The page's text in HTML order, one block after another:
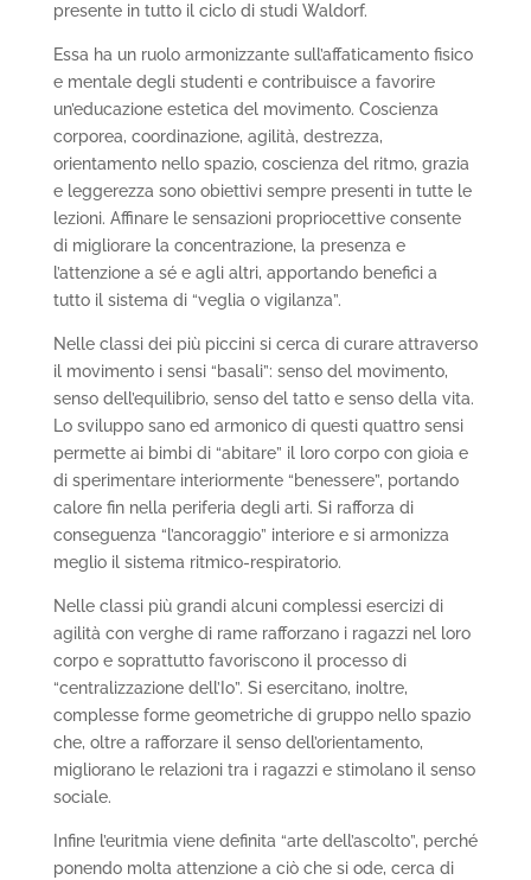
presente in tutto il ciclo di studi Waldorf.
Essa ha un ruolo armonizzante sull’affaticamento fisico
e mentale degli studenti e contribuisce a favorire
un’educazione estetica del movimento. Coscienza
corporea, coordinazione, agilità, destrezza,
orientamento nello spazio, coscienza del ritmo, grazia
e leggerezza sono obiettivi sempre presenti in tutte le
lezioni. Affinare le sensazioni propriocettive consente
di migliorare la concentrazione, la presenza e
l’attenzione a sé e agli altri, apportando benefici a
tutto il sistema di “veglia o vigilanza”.
Nelle classi dei più piccini si cerca di curare attraverso
il movimento i sensi “basali”: senso del movimento,
senso dell’equilibrio, senso del tatto e senso della vita.
Lo sviluppo sano ed armonico di questi quattro sensi
permette ai bimbi di “abitare” il loro corpo con gioia e
di sperimentare interiormente “benessere”, portando
calore fin nella periferia degli arti. Si rafforza di
conseguenza “l’ancoraggio” interiore e si armonizza
meglio il sistema ritmico-respiratorio.
Nelle classi più grandi alcuni complessi esercizi di
agilità con verghe di rame rafforzano i ragazzi nel loro
corpo e soprattutto favoriscono il processo di
“centralizzazione dell’Io”. Si esercitano, inoltre,
complesse forme geometriche di gruppo nello spazio
che, oltre a rafforzare il senso dell’orientamento,
migliorano le relazioni tra i ragazzi e stimolano il senso
sociale.
Infine l’euritmia viene definita “arte dell’ascolto”, perché
ponendo molta attenzione a ciò che si ode, cerca di